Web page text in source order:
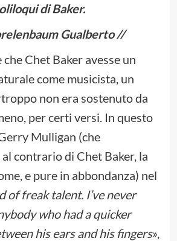
di Baker.
Gualberto //
Chet Baker avesse un
come musicista, un
non era sostenuto da
per certi versi. In questo
Mulligan (che
al contrario di Chet Baker, la
e pure in abbondanza) nel
of freak talent. I’ve never
who had a quicker
his ears and his fingers»,